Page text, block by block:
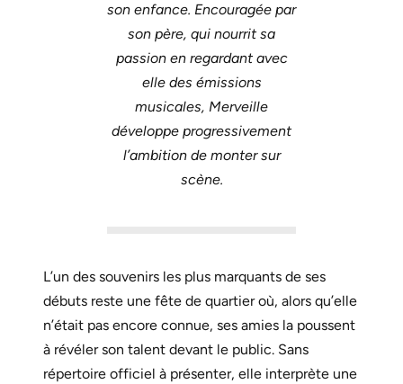
son enfance. Encouragée par
son père, qui nourrit sa
passion en regardant avec
elle des émissions
musicales, Merveille
développe progressivement
l’ambition de monter sur
scène.
L’un des souvenirs les plus marquants de ses
débuts reste une fête de quartier où, alors qu’elle
n’était pas encore connue, ses amies la poussent
à révéler son talent devant le public. Sans
répertoire officiel à présenter, elle interprète une